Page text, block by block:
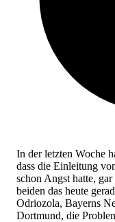
In der letzten Woche
dass die Einleitung
schon Angst hatte,
beiden das heute
Odriozola, Bayerns
Dortmund, die